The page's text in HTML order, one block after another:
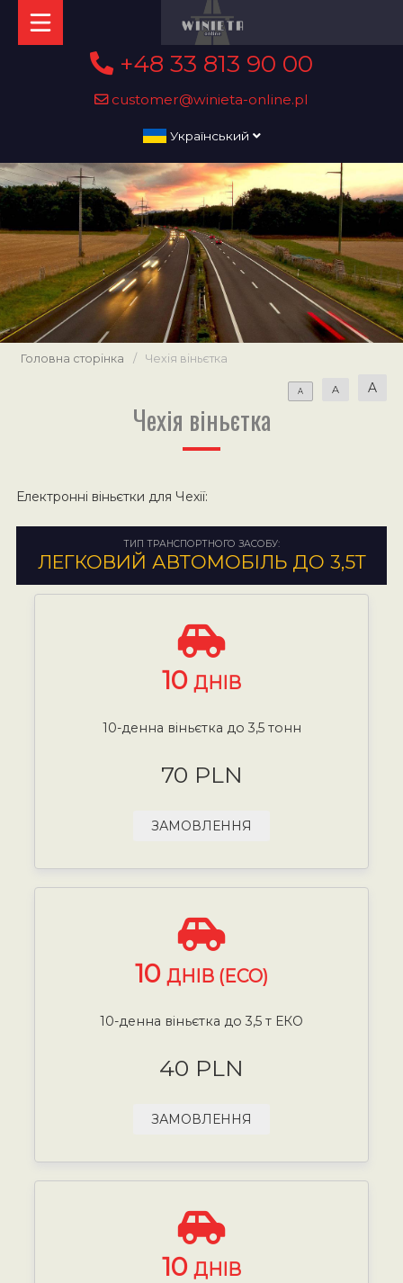
+48 33 813 90 00
customer@winieta-online.pl
Український
Головна сторінка / Чехія віньєтка
A A A
Чехія віньєтка
Електронні віньєтки для Чехії:
ТИП ТРАНСПОРТНОГО ЗАСОБУ:
ЛЕГКОВИЙ АВТОМОБІЛЬ ДО 3,5Т
10 ДНІВ
10-денна віньєтка до 3,5 тонн
70 PLN
ЗАМОВЛЕННЯ
10 ДНІВ (ECO)
10-денна віньєтка до 3,5 т ЕКО
40 PLN
ЗАМОВЛЕННЯ
10 ДНІВ